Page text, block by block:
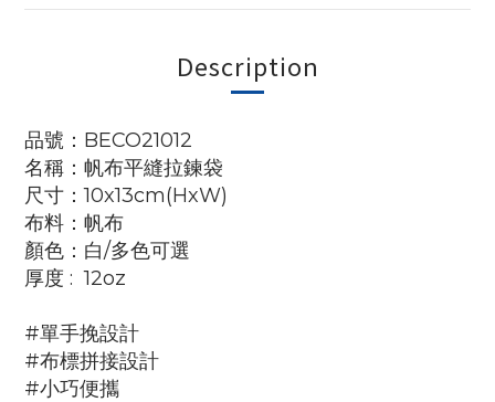
Description
品號：BECO21012
名稱：帆布平縫拉鍊袋
尺寸：10x13cm(HxW)
布料：帆布
顏色：白/多色可選
厚度 : 12oz
#單手挽設計
#布標拼接設計
#小巧便攜